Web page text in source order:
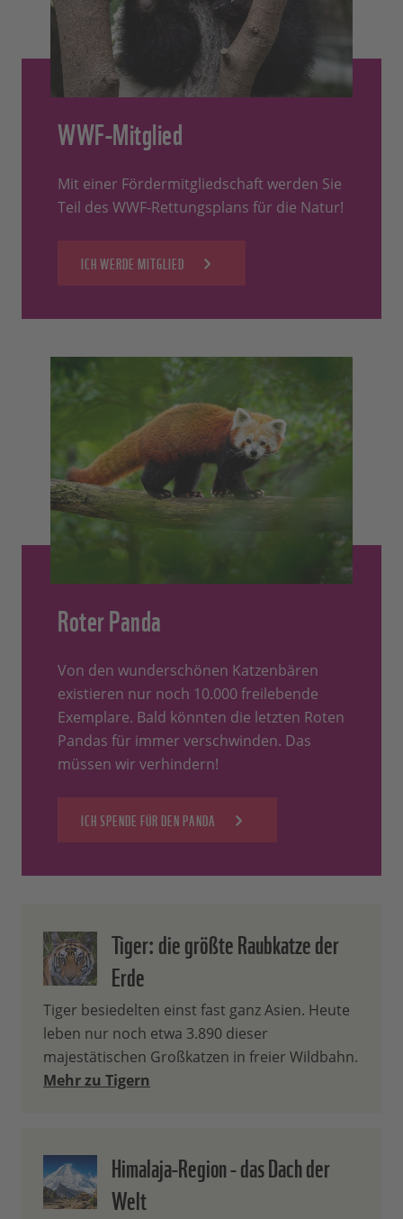
WWF-Mitglied
Mit einer Fördermitgliedschaft werden Sie
Teil des WWF-Rettungsplans für die Natur!
ICH WERDE MITGLIED
Roter Panda
Von den wunderschönen Katzenbären
existieren nur noch 10.000 freilebende
Exemplare. Bald könnten die letzten Roten
Pandas für immer verschwinden. Das
müssen wir verhindern!
ICH SPENDE FÜR DEN PANDA
Tiger: die größte Raubkatze der
Erde
Tiger besiedelten einst fast ganz Asien. Heute
leben nur noch etwa 3.890 dieser
majestätischen Großkatzen in freier Wildbahn.
Mehr zu Tigern
Himalaja-Region - das Dach der
Welt